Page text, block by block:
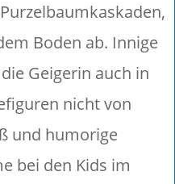
Boden ab. Innige
Geigerin auch in
nicht von
und humorige
bei den Kids im